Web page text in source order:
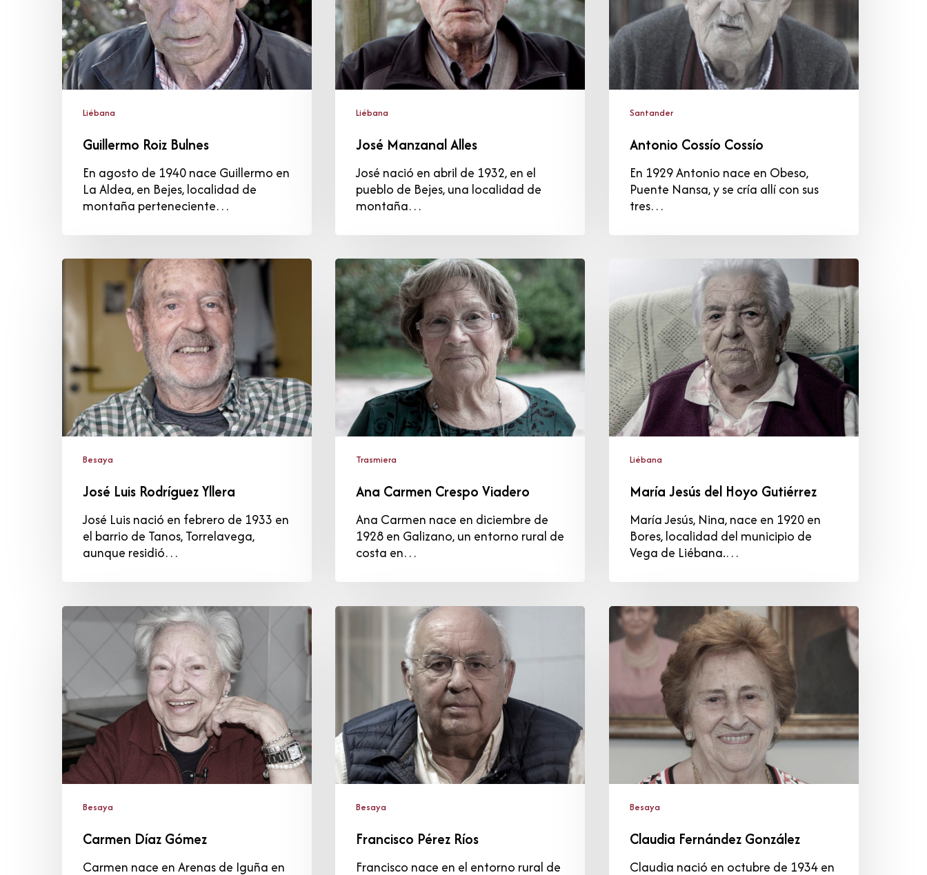
Liébana
Guillermo Roiz Bulnes
En agosto de 1940 nace Guillermo en
La Aldea, en Bejes, localidad de
montaña perteneciente…
Liébana
José Manzanal Alles
José nació en abril de 1932, en el
pueblo de Bejes, una localidad de
montaña…
Santander
Antonio Cossío Cossío
En 1929 Antonio nace en Obeso,
Puente Nansa, y se cría allí con sus
tres…
José
Rodríguez
Yllera
Besaya
José Luis Rodríguez Yllera
José Luis nació en febrero de 1933 en
el barrio de Tanos, Torrelavega,
aunque residió…
Ana
Carmen
Crespo
Viadero
Trasmiera
Ana Carmen Crespo Viadero
Ana Carmen nace en diciembre de
1928 en Galizano, un entorno rural de
costa en…
del
Hoyo
Gutiérrez
Liébana
María Jesús del Hoyo Gutiérrez
María Jesús, Nina, nace en 1920 en
Bores, localidad del municipio de
Vega de Liébana.…
Carmen
Besaya
Carmen Díaz Gómez
Carmen nace en Arenas de Iguña en
Francisco
Besaya
Francisco Pérez Ríos
Francisco nace en el entorno rural de
Claudia
Fernández
González
Besaya
Claudia Fernández González
Claudia nació en octubre de 1934 en